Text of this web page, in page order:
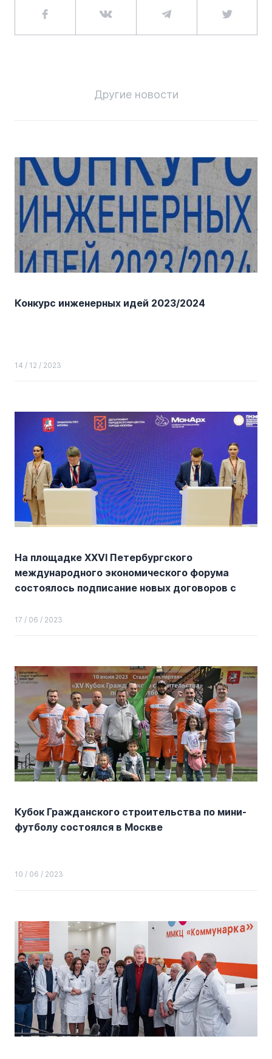
Другие новости
Конкурс инженерных идей 2023/2024
14 / 12 / 2023
На площадке XXVI Петербургского
международного экономического форума
состоялось подписание новых договоров с
участков в ТиНАО
17 / 06 / 2023
Кубок Гражданского строительства по мини-
футболу состоялся в Москве
10 / 06 / 2023